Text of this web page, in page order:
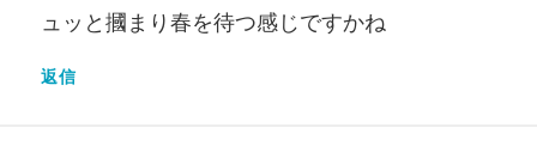
ュッと摑まり春を待つ感じですかね
返信